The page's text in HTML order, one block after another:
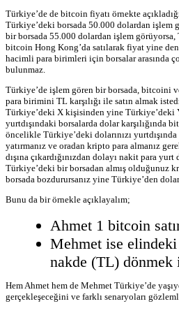
Türkiye’de de bitcoin fiyatı örnekte
Türkiye’deki borsada 50.000 dolardan işlem
bir borsada 55.000 dolardan işlem görüyorsa,
bitcoin Hong Kong’da satılarak fiyat yine
hacimli para birimleri için borsalar arasında
bulunmaz.
Türkiye’de işlem gören bir borsada, bitcoini
para birimini TL karşılığı ile satın almak
Türkiye’deki X kişisinden yine Türkiye’deki
yurtdışındaki borsalarda dolar karşılığında
öncelikle Türkiye’deki dolarınızı
yatırmanız ve oradan kripto para almanız
dışına çıkardığınızdan dolayı nakit para yurt
Türkiye’deki bir borsadan almış olduğunuz
borsada bozdurursanız yine Türkiye’den
Bunu da bir örnekle açıklayalım;
Ahmet 1 bitcoin
Mehmet ise
nakde (TL) dönmek
Hem Ahmet hem de Mehmet Türkiye’de
gerçekleşeceğini ve farklı senaryoları